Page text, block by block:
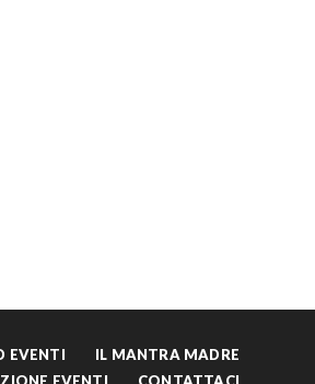
EVENTI
IL MANTRA MADRE